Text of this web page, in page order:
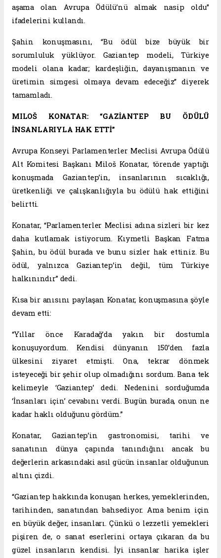
aşama olan Avrupa Ödülü’nü almak nasip oldu”
ifadelerini kullandı.
Şahin konuşmasını, “Bu ödül bize büyük bir
sorumluluk yüklüyor. Gaziantep modeli, Türkiye
modeli olana kadar; kardeşliğin, dayanışmanın ve
üretimin simgesi olmaya devam edeceğiz” diyerek
tamamladı.
MILOŠ KONATAR: “GAZİANTEP BU ÖDÜLÜ
İNSANLARIYLA HAK ETTİ”
Avrupa Konseyi Parlamenterler Meclisi Avrupa Ödülü
Alt Komitesi Başkanı Miloš Konatar, törende yaptığı
konuşmada Gaziantep’in, insanlarının sıcaklığı,
üretkenliği ve çalışkanlığıyla bu ödülü hak ettiğini
belirtti.
Konatar, “Parlamenterler Meclisi adına sizleri bir kez
daha kutlamak istiyorum. Kıymetli Başkan Fatma
Şahin, bu ödül burada ve bunu sizler hak ettiniz. Bu
ödül, yalnızca Gaziantep’in değil, tüm Türkiye
halkınındır” dedi.
Kısa bir anısını paylaşan Konatar, konuşmasına şöyle
devam etti:
“Yıllar önce Karadağ’da yakın bir dostumla
konuşuyordum. Kendisi dünyanın 150’den fazla
ülkesini ziyaret etmişti. Ona, tekrar dönmek
isteyeceği bir şehir olup olmadığını sordum. Bana tek
kelimeyle ‘Gaziantep’ dedi. Nedenini sorduğumda
‘İnsanları için’ cevabını verdi. Bugün burada, onun ne
kadar haklı olduğunu gördüm.”
Konatar, Gaziantep’in gastronomisi, tarihi ve
sanatının dünya çapında tanındığını ancak bu
değerlerin arkasındaki asıl gücün insanlar olduğunun
altını çizdi.
“Gaziantep hakkında konuşan herkes, yemeklerinden,
tarihinden, sanatından bahsediyor. Ama benim için
en büyük değer, insanları. Çünkü o lezzetli yemekleri
pişiren de, o sanat eserlerini ortaya çıkaran da bu
güzel insanların kendisi. İyi insanlar harika işler